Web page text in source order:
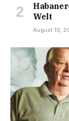
Welt
August 19,